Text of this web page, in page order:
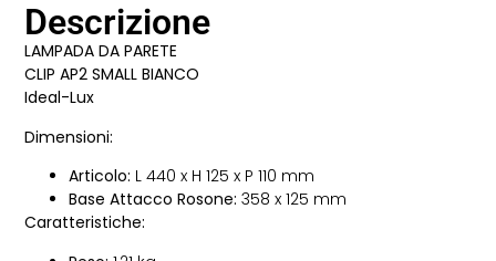
Descrizione
LAMPADA DA PARETE
CLIP AP2 SMALL BIANCO
Ideal-Lux
Dimensioni:
Articolo: L 440 x H 125 x P 110 mm
Base Attacco Rosone: 358 x 125 mm
Caratteristiche: